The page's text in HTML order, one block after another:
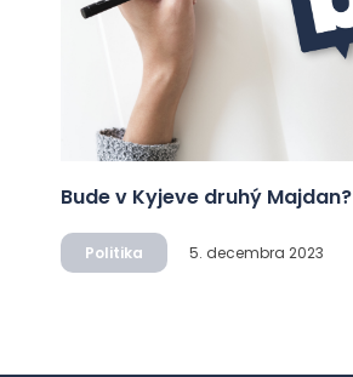
Bude v Kyjeve druhý Majdan?
Politika 5. decembra 2023